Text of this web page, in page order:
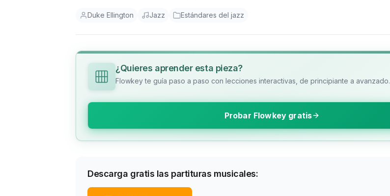
Duke Ellington Jazz Estándares del jazz
¿Quieres aprender esta pieza?
Flowkey te guía paso a paso con lecciones interactivas, de principiante a avanzado.
Probar Flowkey gratis
Descarga gratis las partituras musicales: